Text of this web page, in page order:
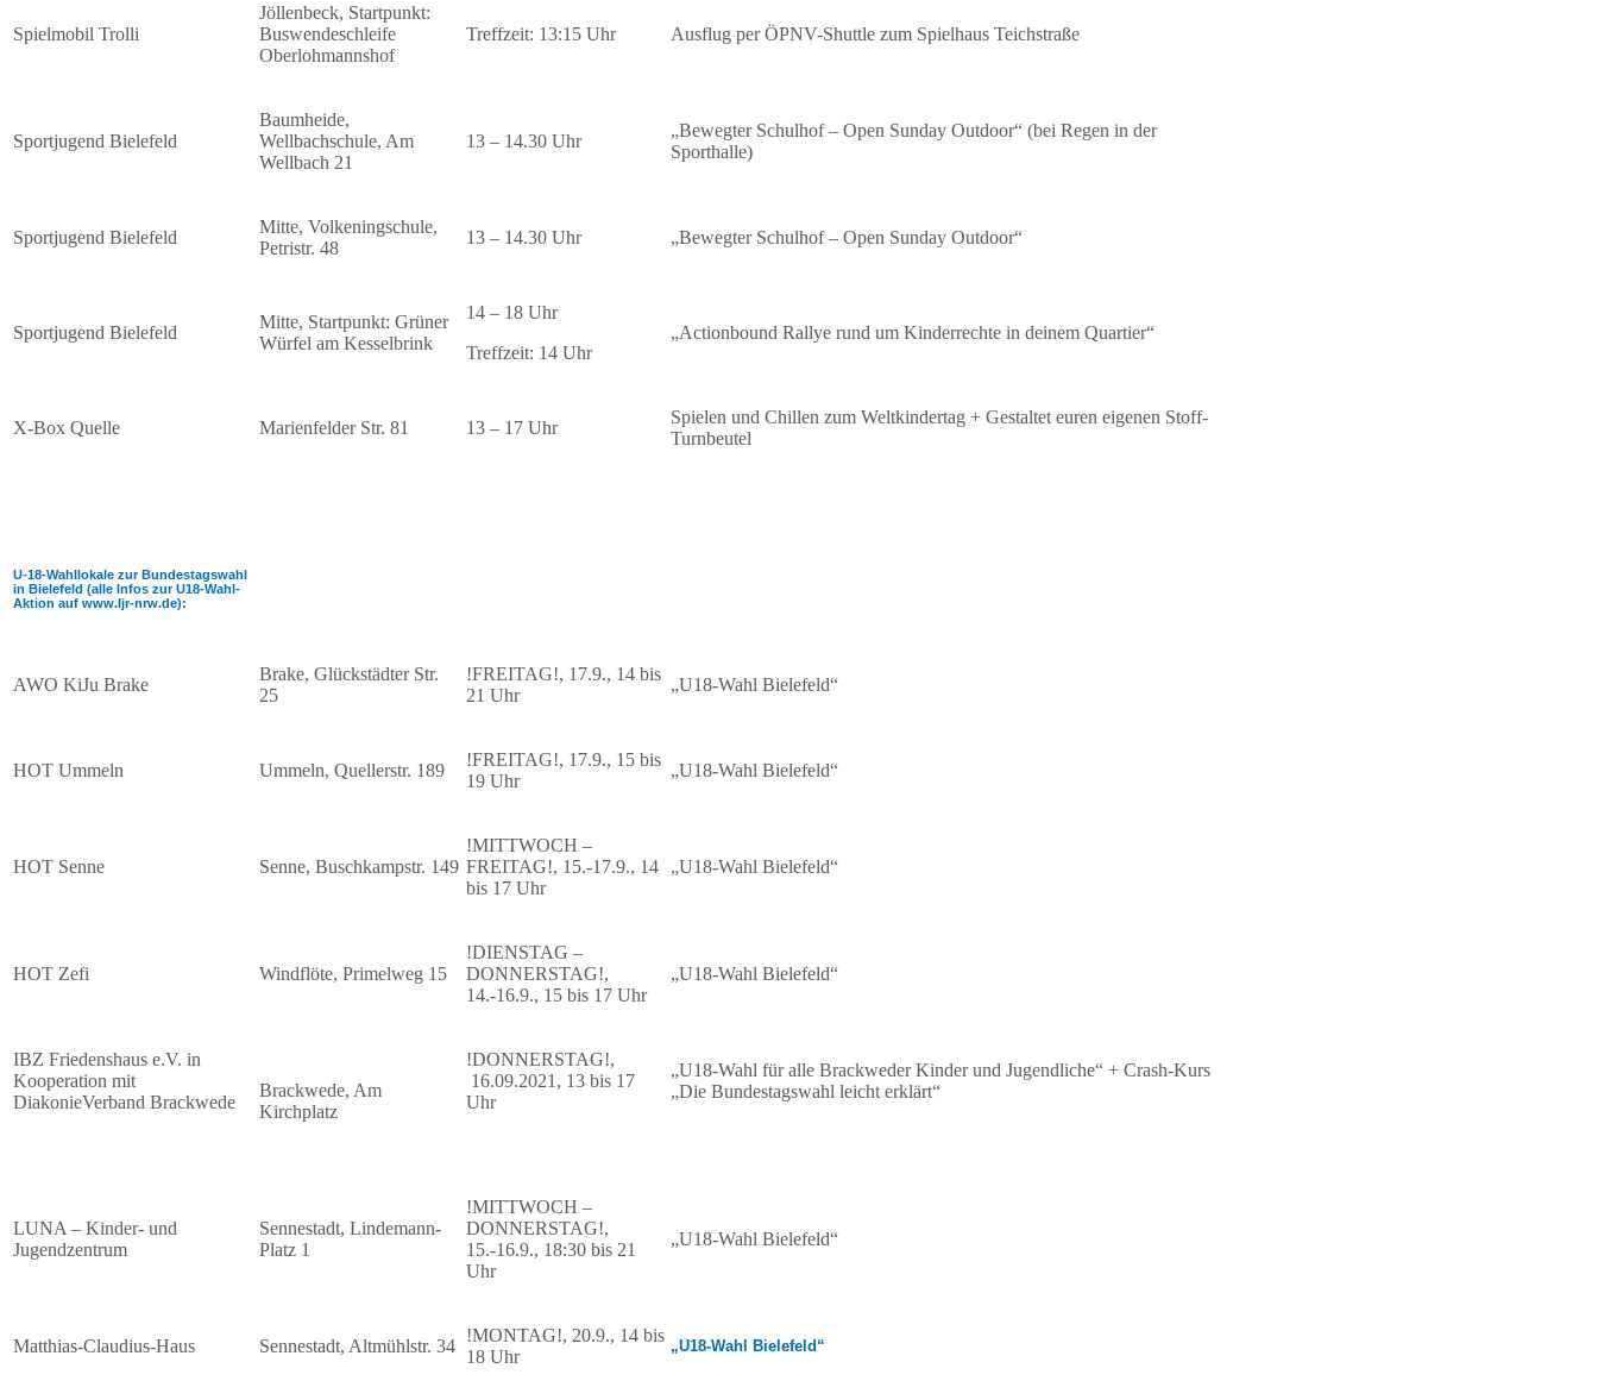
Spielmobil Trolli
Jöllenbeck, Startpunkt:
Buswendeschleife
Oberlohmannshof
Treffzeit: 13:15 Uhr Ausflug per ÖPNV-Shuttle zum Spielhaus Teichstraße
Sportjugend Bielefeld
Baumheide,
Wellbachschule, Am
Wellbach 21
13 – 14.30 Uhr
„Bewegter Schulhof – Open Sunday Outdoor“ (bei Regen in der
Sporthalle)
Sportjugend Bielefeld
Mitte, Volkeningschule,
Petristr. 48
13 – 14.30 Uhr „Bewegter Schulhof – Open Sunday Outdoor“
Sportjugend Bielefeld
Mitte, Startpunkt: Grüner
Würfel am Kesselbrink
14 – 18 Uhr
Treffzeit: 14 Uhr
„Actionbound Rallye rund um Kinderrechte in deinem Quartier“
X-Box Quelle Marienfelder Str. 81 13 – 17 Uhr
Spielen und Chillen zum Weltkindertag + Gestaltet euren eigenen Stoff-
Turnbeutel
U-18-Wahllokale zur Bundestagswahl
in Bielefeld (alle Infos zur U18-Wahl-
Aktion auf www.ljr-nrw.de):
AWO KiJu Brake
Brake, Glückstädter Str.
25
!FREITAG!, 17.9., 14 bis
21 Uhr
„U18-Wahl Bielefeld“
HOT Ummeln Ummeln, Quellerstr. 189
!FREITAG!, 17.9., 15 bis
19 Uhr
„U18-Wahl Bielefeld“
HOT Senne Senne, Buschkampstr. 149
!MITTWOCH –
FREITAG!, 15.-17.9., 14
bis 17 Uhr
„U18-Wahl Bielefeld“
HOT Zefi Windflöte, Primelweg 15
!DIENSTAG –
DONNERSTAG!,
14.-16.9., 15 bis 17 Uhr
„U18-Wahl Bielefeld“
IBZ Friedenshaus e.V. in
Kooperation mit
DiakonieVerband Brackwede
Brackwede, Am
Kirchplatz
!DONNERSTAG!,
16.09.2021, 13 bis 17
Uhr
„U18-Wahl für alle Brackweder Kinder und Jugendliche“ + Crash-Kurs
„Die Bundestagswahl leicht erklärt“
LUNA – Kinder- und
Jugendzentrum
Sennestadt, Lindemann-
Platz 1
!MITTWOCH –
DONNERSTAG!,
15.-16.9., 18:30 bis 21
Uhr
„U18-Wahl Bielefeld“
Matthias-Claudius-Haus Sennestadt, Altmühlstr. 34
!MONTAG!, 20.9., 14 bis
18 Uhr
„U18-Wahl Bielefeld“